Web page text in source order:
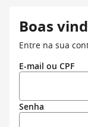
Boas
Entre na sua
E-mail ou CPF
Senha